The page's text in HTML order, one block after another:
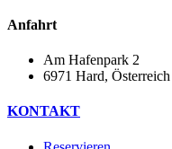
Anfahrt
Am Hafenpark 2
6971 Hard, Österreich​
KONTAKT